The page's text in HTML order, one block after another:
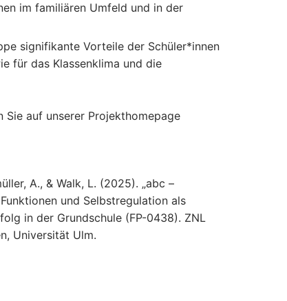
im familiären Umfeld und in der
signifikante Vorteile der Schüler*innen
für das Klassenklima und die
auf unserer Projekthomepage
A., & Walk, L. (2025). „abc –
und Selbstregulation als
in der Grundschule (FP-0438). ZNL
Universität Ulm.